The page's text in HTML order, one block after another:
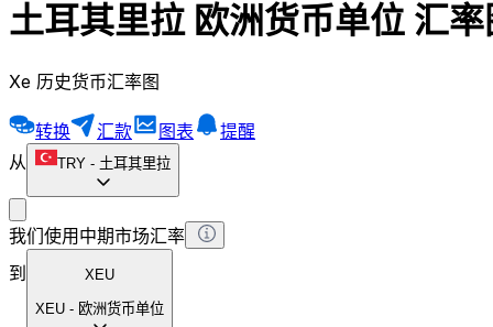
土耳其里拉 欧洲货币单位 汇
Xe 历史货币汇率图
转换 汇款 图表
提醒
从
TRY - 土耳其里拉
我们使用中期市场汇率
到
XEU
XEU - 欧洲货币单位